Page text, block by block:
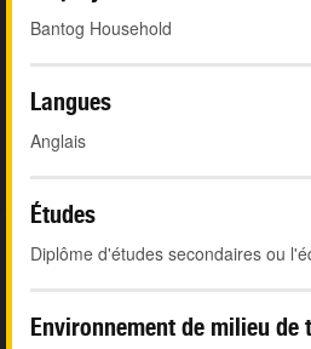
Bantog Household
Langues
Anglais
Études
Diplôme d'études secondaires ou
Environnement de milieu de